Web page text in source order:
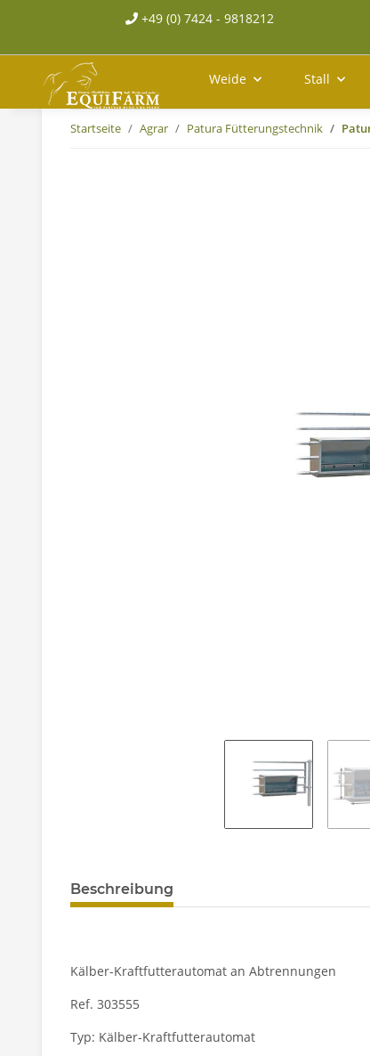
+49 (0) 7424 - 9818212
Weide Stall
Startseite Agrar Patura Fütterungstechnik
Beschreibung
Kälber-Kraftfutterautomat an Abtrennungen
Ref. 303555
Typ: Kälber-Kraftfutterautomat